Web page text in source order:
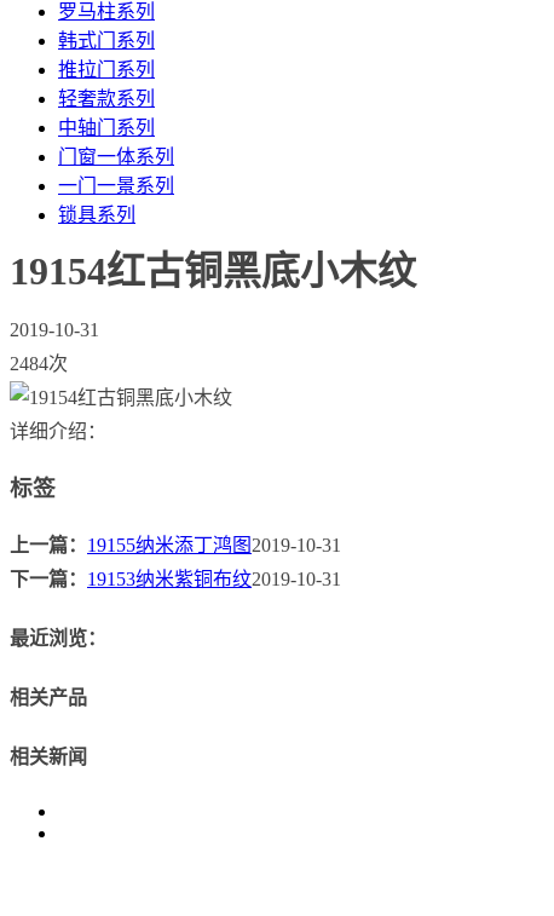
罗马柱系列
韩式门系列
推拉门系列
轻奢款系列
中轴门系列
门窗一体系列
一门一景系列
锁具系列
19154红古铜黑底小木纹
2019-10-31
2484次
详细介绍：
标签
上一篇： 19155纳米添丁鸿图 2019-10-31
下一篇： 19153纳米紫铜布纹2019-10-31
最近浏览：
相关产品
相关新闻